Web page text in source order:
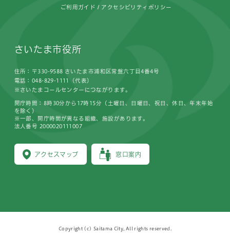
ご利用ガイド アクセシビリティポリシー
さいたま市役所
住所：〒330-9588 さいたま市浦和区常盤六丁目4番4号
電話：048-829-1111（代表）
※さいたまコールセンターにつながります。
アクセスマップ 窓口案内
開庁時間：8時30分から17時15分（土曜日、日曜日、祝日、休日、年末年始
を除く）
※一部、開庁時間が異なる組織、施設があります。
法人番号 2000020111007
Copyright (c) Saitama City, All rights reserved.